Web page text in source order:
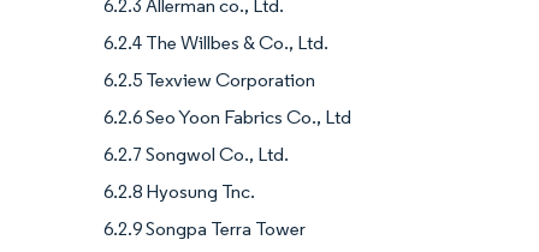
6.2.3 Allerman co., Ltd.
6.2.4 The Willbes & Co., Ltd.
6.2.5 Texview Corporation
6.2.6 Seo Yoon Fabrics Co., Ltd
6.2.7 Songwol Co., Ltd.
6.2.8 Hyosung Tnc.
6.2.9 Songpa Terra Tower